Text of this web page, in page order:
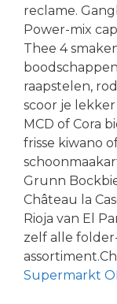
reclame.
Power-mix
Thee 4
raapstelen,
scoor je
MCD of Cora
frisse kiwano
Grunn
Château la
Rioja van El
zelf alle
Supermarkt